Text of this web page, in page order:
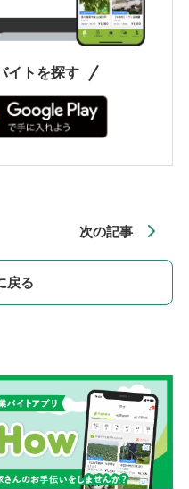
イトを探す
戻る
次の記事